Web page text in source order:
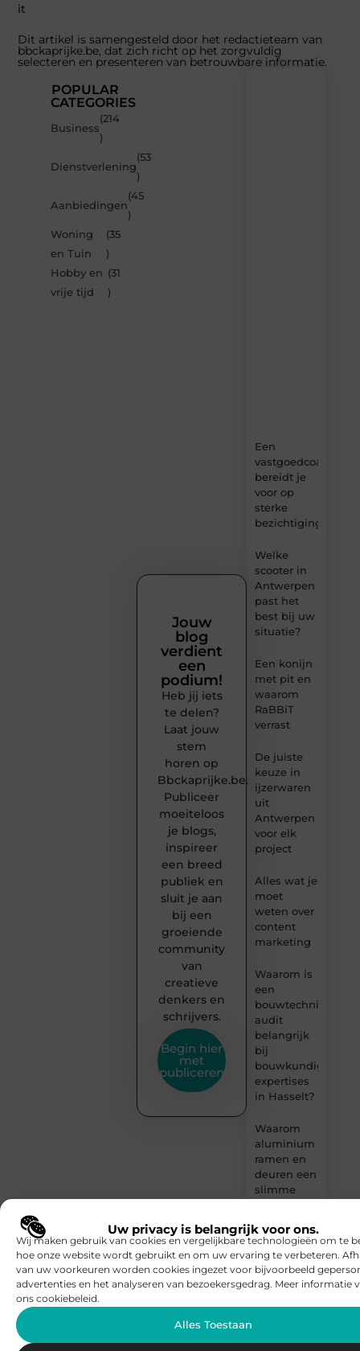
Uw privacy is belangrijk voor ons.
Wij maken gebruik van cookies en vergelijkbare technologieën om te
hoe onze website wordt gebruikt en om uw ervaring te verbeteren.
van uw voorkeuren worden cookies ingezet voor bijvoorbeeld
advertenties en het analyseren van bezoekersgedrag. Meer informatie
ons cookiebeleid.
Alles Toestaan
it
Dit artikel is samengesteld door het redactieteam van
bbckaprijke.be, dat zich richt op het zorgvuldig
selecteren en presenteren van betrouwbare informatie.
POPULAR
CATEGORIES
Business
(214
)
Dienstverlening
(53
)
Aanbiedingen
(45
)
Woning
en Tuin
(35
)
Hobby en
vrije tijd
(31
)
Een
vastgoedcoach
bereidt je
voor op
sterke
bezichtigingen
Welke
scooter in
Antwerpen
past het
best bij uw
situatie?
Een konijn
met pit en
waarom
RaBBiT
verrast
De juiste
keuze in
ijzerwaren
uit
Antwerpen
voor elk
project
Alles wat je
moet
weten over
content
marketing
Waarom is
een
bouwtechnische
audit
belangrijk
bij
bouwkundige
expertises
in Hasselt?
Waarom
aluminium
ramen en
deuren een
slimme
zijn
Waarom
kiezen voor
porseleinhandelaar
Jouw
blog
verdient
een
podium!
Heb jij iets
te delen?
Laat jouw
stem
horen op
Bbckaprijke.be.
Publiceer
moeiteloos
je blogs,
inspireer
een breed
publiek en
sluit je aan
bij een
groeiende
community
van
creatieve
denkers en
schrijvers.
Begin hier
met
publiceren